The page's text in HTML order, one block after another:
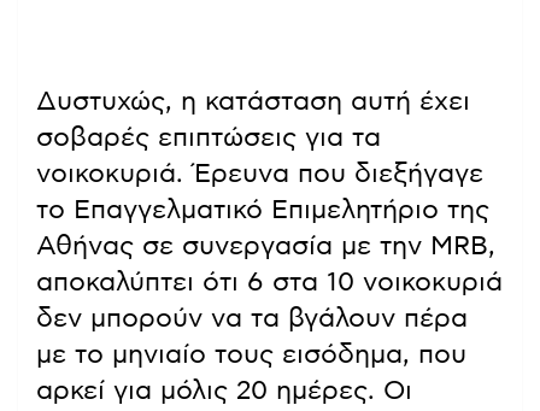
Δυστυχώς, η κατάσταση αυτή έχει
σοβαρές επιπτώσεις για τα
νοικοκυριά. Έρευνα που διεξήγαγε
το Επαγγελματικό Επιμελητήριο της
Αθήνας σε συνεργασία με την MRB,
αποκαλύπτει ότι 6 στα 10 νοικοκυριά
δεν μπορούν να τα βγάλουν πέρα
με το μηνιαίο τους εισόδημα, που
αρκεί για μόλις 20 ημέρες. Οι